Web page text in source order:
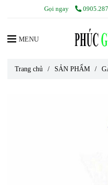
Gọi ngay
MENU
Trang chủ / SẢN PHẨM /